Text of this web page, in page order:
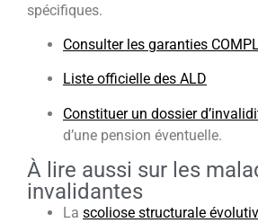
spécifiques.
Consulter les garanties
Liste officielle des ALD
Constituer un dossier
d’une pension éventuelle.
À lire aussi sur les
invalidantes
La scoliose structurale